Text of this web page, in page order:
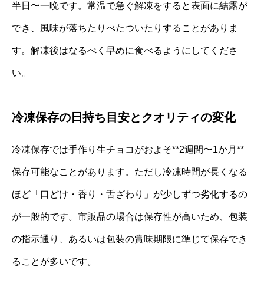
半日〜一晩です。常温で急ぐ解凍をすると表面に結露が
でき、風味が落ちたりべたついたりすることがありま
す。解凍後はなるべく早めに食べるようにしてくださ
い。
冷凍保存の日持ち目安とクオリティの変化
冷凍保存では手作り生チョコがおよそ**2週間〜1か月**
保存可能なことがあります。ただし冷凍時間が長くなる
ほど「口どけ・香り・舌ざわり」が少しずつ劣化するの
が一般的です。市販品の場合は保存性が高いため、包装
の指示通り、あるいは包装の賞味期限に準じて保存でき
ることが多いです。